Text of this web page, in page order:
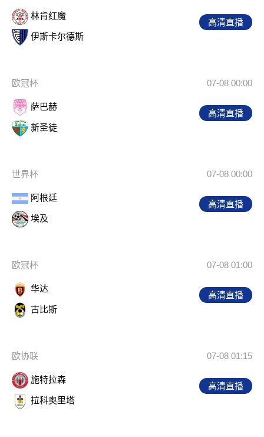
林肯红魔
伊斯卡尔德斯
高清直播
欧冠杯 07-08 00:00
萨巴赫
新圣徒
高清直播
世界杯 07-08 00:00
阿根廷
埃及
高清直播
欧冠杯 07-08 01:00
华达
古比斯
高清直播
欧协联 07-08 01:15
施特拉森
拉科奥里塔
高清直播